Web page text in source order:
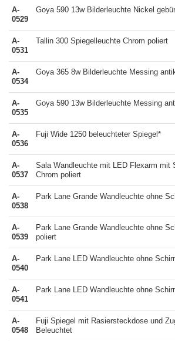
A-
0529
Goya 590 13w Bilderleuchte Nickel
A-
0531
Tallin 300 Spiegelleuchte Chrom poliert
A-
0534
Goya 365 8w Bilderleuchte Messing
A-
0535
Goya 590 13w Bilderleuchte Messing
A-
0536
Fuji Wide 1250 beleuchteter Spiegel*
A-
0537
Sala Wandleuchte mit LED Flexarm mit
Chrom poliert
A-
0538
Park Lane Grande Wandleuchte ohne
A-
0539
Park Lane Grande Wandleuchte ohne
poliert
A-
0540
Park Lane LED Wandleuchte ohne
A-
0541
Park Lane LED Wandleuchte ohne
A-
0548
Fuji Spiegel mit Rasiersteckdose und
Beleuchtet